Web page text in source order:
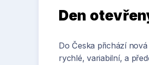
Den
Do Česka přichází
rychlé, variabilní, a